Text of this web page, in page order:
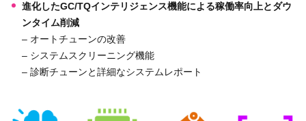
進化したGC/TQインテリジェンス機能による稼働率向上とダウ
ンタイム削減
– オートチューンの改善
– システムスクリーニング機能
– 診断チューンと詳細なシステムレポート